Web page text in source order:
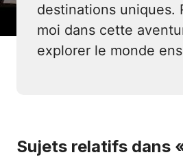
destinations uniques.
moi dans cette
explorer le monde
Sujets relatifs dans